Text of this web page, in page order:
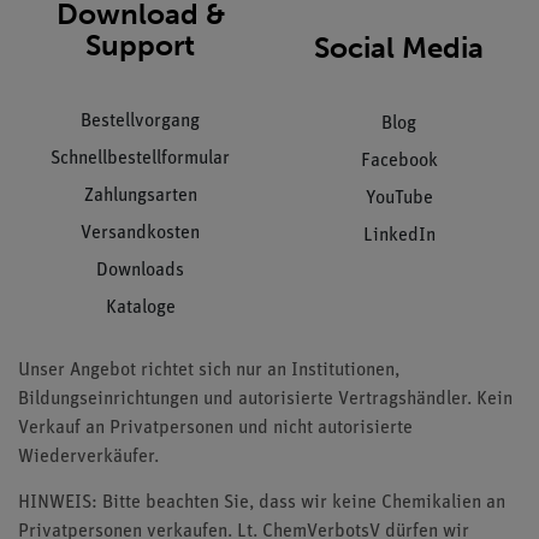
Download &
Support
Bestellvorgang
Schnellbestellformular
Zahlungsarten
Versandkosten
Downloads
Kataloge
Social Media
Blog
Facebook
YouTube
LinkedIn
Unser Angebot richtet sich nur an Institutionen,
Bildungseinrichtungen und autorisierte Vertragshändler. Kein
Verkauf an Privatpersonen und nicht autorisierte
Wiederverkäufer.
HINWEIS: Bitte beachten Sie, dass wir keine Chemikalien an
Privatpersonen verkaufen. Lt. ChemVerbotsV dürfen wir